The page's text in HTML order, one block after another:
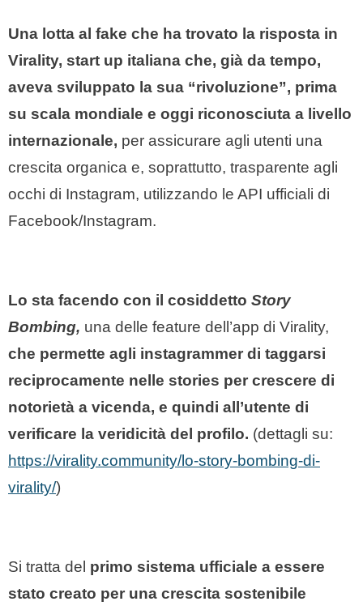
Una lotta al fake che ha trovato la risposta in
Virality, start up italiana che, già da tempo,
aveva sviluppato la sua “rivoluzione”, prima
su scala mondiale e oggi riconosciuta a livello
internazionale, per assicurare agli utenti una
crescita organica e, soprattutto, trasparente agli
occhi di Instagram, utilizzando le API ufficiali di
Facebook/Instagram.
Lo sta facendo con il cosiddetto Story
Bombing, una delle feature dell’app di Virality,
che permette agli instagrammer di taggarsi
reciprocamente nelle stories per crescere di
notorietà a vicenda, e quindi all’utente di
verificare la veridicità del profilo. (dettagli su:
https://virality.community/lo-story-bombing-di-
virality/)
Si tratta del primo sistema ufficiale a essere
stato creato per una crescita sostenibile